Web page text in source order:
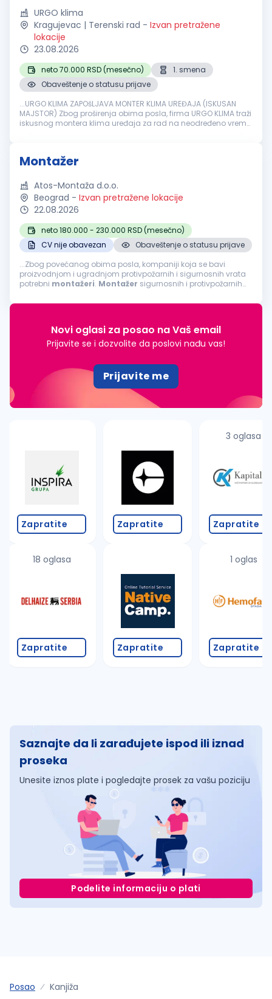
URGO klima
Kragujevac | Terenski rad - Izvan pretražene
lokacije
23.08.2026
neto 70.000 RSD (mesečno)
1. smena
Obaveštenje o statusu prijave
...URGO KLIMA ZAPOšLJAVA MONTER KLIMA UREĐAJA (ISKUSAN
MAJSTOR) Zbog proširenja obima posla, firma URGO KLIMA traži
iskusnog montera klima uređaja za rad na neodređeno vreme.
Montažer
Atos-Montaža d.o.o.
Beograd - Izvan pretražene lokacije
22.08.2026
neto 180.000 - 230.000 RSD (mesečno)
CV nije obavezan
Obaveštenje o statusu prijave
...Zbog povećanog obima posla, kompaniji koja se bavi
proizvodnjom i ugradnjom protivpožarnih i sigurnosnih vrata
potrebni montažeri. Montažer sigurnosnih i protivpožarnih
protivpožarnih...
Novi oglasi za posao na Vaš email
Prijavite se i dozvolite da poslovi nađu vas!
Prijavite me
Zapratite
18 oglasa
Zapratite
Zapratite
Zapratite
3 oglasa
Zapratite
1 oglas
Zapratite
Saznajte da li zarađujete ispod ili iznad
proseka
Unesite iznos plate i pogledajte prosek za vašu poziciju
Podelite informaciju o plati
Posao Kanjiža